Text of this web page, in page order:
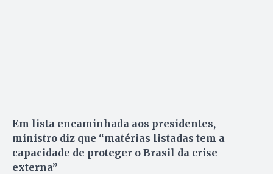
Em lista encaminhada aos presidentes,
ministro diz que “matérias listadas tem a
capacidade de proteger o Brasil da crise
externa”